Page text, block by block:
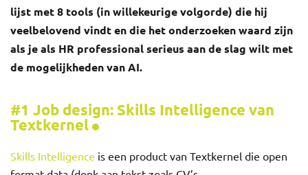
lijst met 8 tools (in willekeurige volgorde) die hij
veelbelovend vindt en die het onderzoeken waard zijn
als je als HR professional serieus aan de slag wilt met
de mogelijkheden van AI.
#1 Job design: Skills Intelligence van
Textkernel
Skills Intelligence is een product van Textkernel die open